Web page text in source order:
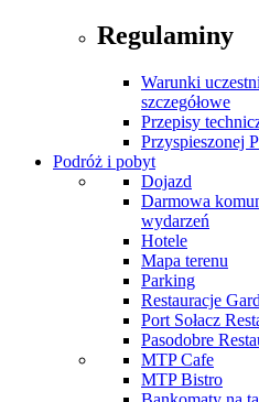
Regulaminy
Warunki
szczegółowe
Przepisy
Przyspieszonej
Podróż i pobyt
Dojazd
Darmowa
wydarzeń
Hotele
Mapa terenu
Parking
Restauracje
Port Sołacz
Pasodobre
MTP Cafe
MTP Bistro